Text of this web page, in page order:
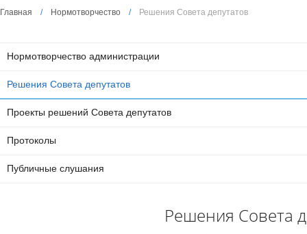
Главная / Нормотворчество / Решения Совета депутатов
Нормотворчество администрации
Решения Совета депутатов
Проекты решений Совета депутатов
Протоколы
Публичные слушания
Решения Совета